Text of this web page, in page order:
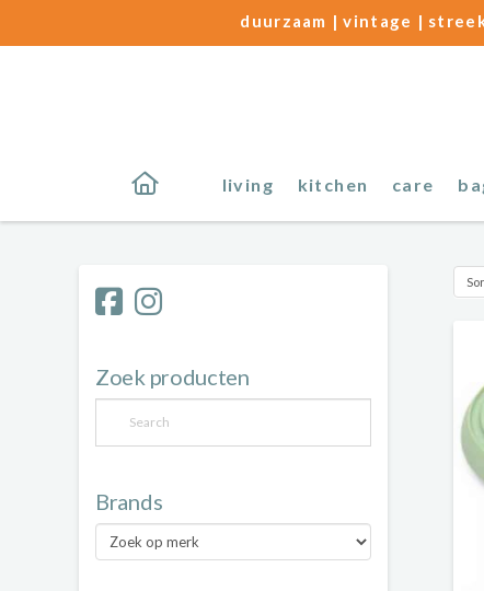
duurzaam | vintage |
living kitchen care
Zoek producten
Brands
Brands